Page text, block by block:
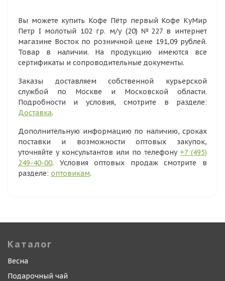
Вы можете купить Кофе Пётр первый Кофе КуМир
Петр I молотый 102 гр. м/у (20) №227 в интернет
магазине Восток по розничной цене 191,09 рублей.
Товар в наличии. На продукцию имеются все
сертификаты и сопроводительные документы.
Заказы доставляем собственной курьерской
службой по Москве и Московской области.
Подробности и условия, смотрите в разделе:
Доставка.
Дополнительную информацию по наличию, сроках
поставки и возможности оптовых закупок,
уточняйте у консультантов или по телефону +7 (495)
249-40-00. Условия оптовых продаж смотрите в
разделе: оптовикам.
Каталог
Весна
Подарочный чай